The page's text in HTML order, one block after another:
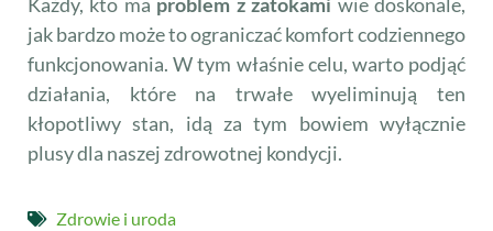
jak bardzo może to ograniczać komfort codziennego
funkcjonowania. W tym właśnie celu, warto podjąć
działania, które na trwałe wyeliminują ten
kłopotliwy stan, idą za tym bowiem wyłącznie
plusy dla naszej zdrowotnej kondycji.
Zdrowie i uroda